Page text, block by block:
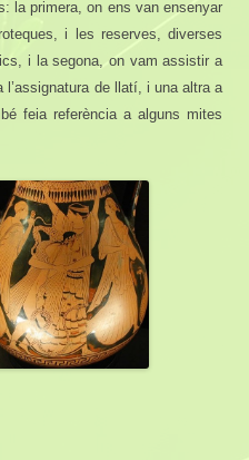
la primera, on ens van ensenyar
i les reserves, diverses
i la segona, on vam assistir a
l’assignatura de llatí, i una altra a
feia referència a alguns mites